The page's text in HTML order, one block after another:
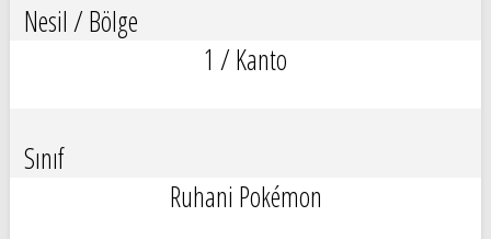
Nesil / Bölge
1 / Kanto
Sınıf
Ruhani Pokémon